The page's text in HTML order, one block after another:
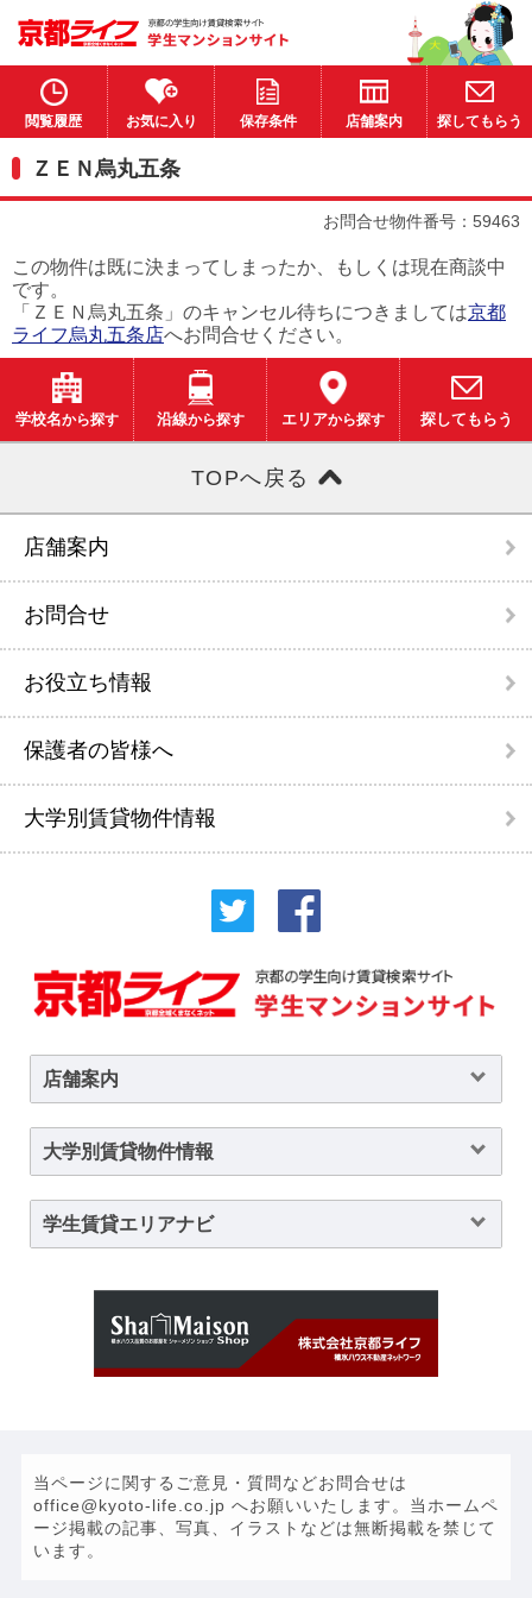
閲覧履歴 お気に入り 保存条件 店舗案内 探してもらう
ＺＥＮ烏丸五条
お問合せ物件番号：59463
この物件は既に決まってしまったか、もしくは現在商談中
です。
「ＺＥＮ烏丸五条」のキャンセル待ちにつきましては京都
ライフ烏丸五条店へお問合せください。
学校名から探す 沿線から探す エリアから探す 探してもらう
TOPへ戻る
店舗案内
お問合せ
お役立ち情報
保護者の皆様へ
大学別賃貸物件情報
店舗案内
大学別賃貸物件情報
学生賃貸エリアナビ
当ページに関するご意見・質問などお問合せは
office@kyoto-life.co.jp へお願いいたします。当ホームペ
ージ掲載の記事、写真、イラストなどは無断掲載を禁じて
います。